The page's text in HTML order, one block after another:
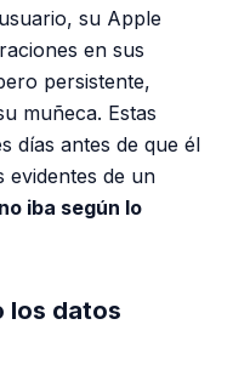
su Apple
en sus
persistente,
muñeca. Estas
días antes de que él
evidentes de un
iba según lo
los datos